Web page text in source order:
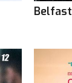
Belfast